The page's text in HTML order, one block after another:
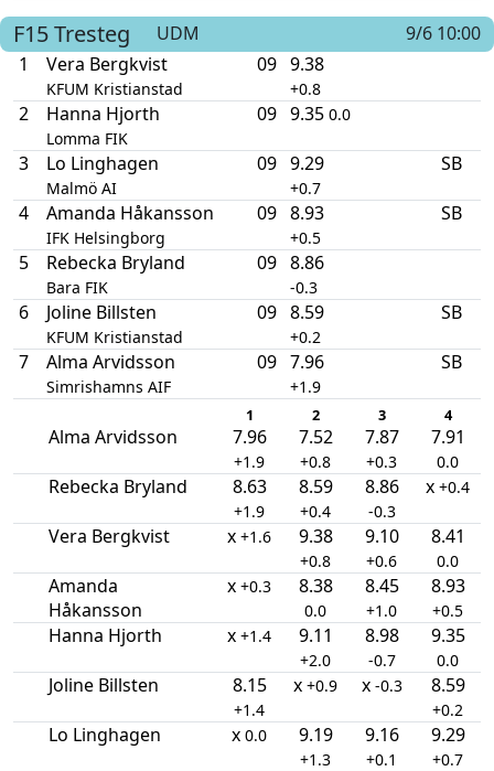
F15Tresteg UDM
9/6 10:00
1
Vera Bergkvist
KFUM Kristianstad
09 9.38
+0.8
2 Hanna Hjorth
Lomma FIK
09 9.35 0.0
3 Lo Linghagen
Malmö AI
09 9.29
+0.7
SB
4 Amanda Håkansson
IFK Helsingborg
09 8.93
+0.5
SB
5 Rebecka Bryland
Bara FIK
09 8.86
-0.3
6 Joline Billsten
KFUM Kristianstad
09 8.59
+0.2
SB
7 Alma Arvidsson
Simrishamns AIF
09 7.96
+1.9
SB
1 2 3 4
Alma Arvidsson 7.96
+1.9
7.52
+0.8
7.87
+0.3
7.91
0.0
Rebecka Bryland 8.63
+1.9
8.59
+0.4
8.86
-0.3
x +0.4
Vera Bergkvist x +1.6 9.38
+0.8
9.10
+0.6
8.41
0.0
Amanda
Håkansson
x +0.3 8.38
0.0
8.45
+1.0
8.93
+0.5
Hanna Hjorth x +1.4 9.11
+2.0
8.98
-0.7
9.35
0.0
Joline Billsten 8.15
+1.4
x +0.9 x -0.3 8.59
+0.2
Lo Linghagen x 0.0 9.19
+1.3
9.16
+0.1
9.29
+0.7